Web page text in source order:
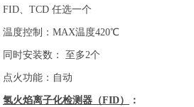
FID、TCD 任选一个
温度控制：MAX温度420℃
同时安装数： 至多2个
点火功能：自动
氢火焰离子化检测器（FID） ：